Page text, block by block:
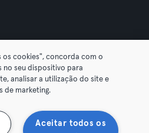
GmbH. All rights reserved.
Privacidad
Desistir de contratos aquí
cookies", concorda com o
no seu dispositivo para
analisar a utilização do site e
de marketing.
Aceitar todos os